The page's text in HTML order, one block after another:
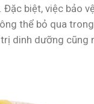
biệt, việc bảo
thể bỏ qua
dinh dưỡng cũng